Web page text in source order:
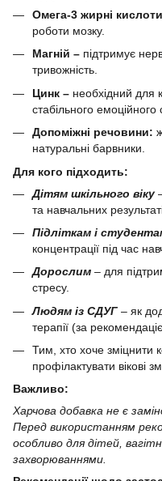
Омега-3 жирні
роботи мозку.
Магній – підтримує
тривожність.
Цинк – необхідний для
стабільного емоційного
Допоміжні речовини:
натуральні барвники.
Для кого підходить:
Дітям шкільного віку
та навчальних
Підліткам і
концентрації під час
Дорослим – для
стресу.
Людям із СДУГ – як
терапії (за
Тим, хто хоче зміцнити
профілактувати вікові
Важливо:
Харчова добавка не є
Перед використанням
особливо для дітей,
захворюваннями.